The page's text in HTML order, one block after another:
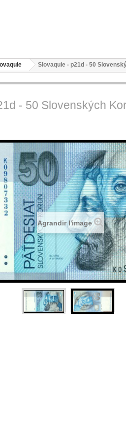
Slovaquie - p21d - 50
- 50 Slovenských
Agrandir l'image